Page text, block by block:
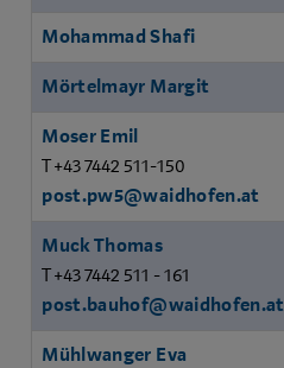
Mohammad Shafi
Mörtelmayr Margit
Moser Emil
T +43 7442 511-150
post.pw5@waidhofen.at
Muck Thomas
T +43 7442 511 - 161
post.bauhof@waidhofen.at
Mühlwanger Eva